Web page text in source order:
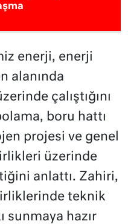
enerji, enerji
alanında
çalıştığını
boru hattı
projesi ve genel
üzerinde
anlattı. Zahiri,
teknik
sunmaya hazır